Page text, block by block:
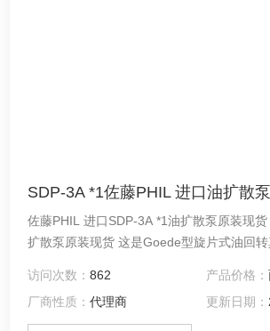
SDP-3A *1佐藤PHIL 进口油扩散
佐藤PHIL 进口SDP-3A *1油扩散泵原装现
扩散泵原装现货 这是Goede型旋片式油
访问次数：862 产品价格：
厂商性质：代理商 更新日期：